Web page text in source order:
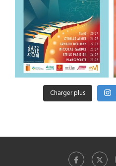
Charger plus